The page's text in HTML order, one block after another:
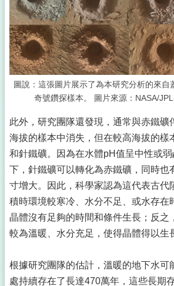
圖說：這張圖片展示了為本研究分析的來自
奇號鑽探樣本。 圖片來源：NASA/
此外，研究團隊還發現，通常與赤鐵礦
海拔的樣本中消失，但在較高海拔的樣
和針鐵礦。因為在水體pH值呈中性或
下，針鐵礦可以轉化為赤鐵礦，同時也
寸增大。因此，科學家認為這代表古代
積時環境較寒冷、水分不足、或水存在
晶體沒有足夠的時間和條件生長；反之
較為溫暖、水分充足，使得晶體得以生
根據研究團隊的估計，溫暖的地下水可
處持續存在了長達470萬年，這些長期